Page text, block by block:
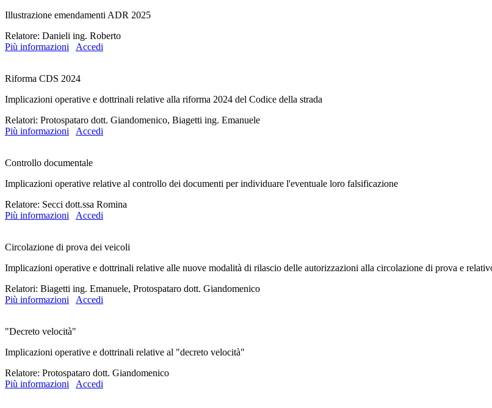
Illustrazione emendamenti ADR 2025
Relatore: Danieli ing. Roberto
Più informazioni
Accedi
Riforma CDS 2024
Implicazioni operative e dottrinali relative alla riforma 2024 del Codice della strada
Relatori: Protospataro dott. Giandomenico, Biagetti ing. Emanuele
Più informazioni
Accedi
Controllo documentale
Implicazioni operative relative al controllo dei documenti per individuare l'eventuale loro falsificazione
Relatore: Secci dott.ssa Romina
Più informazioni
Accedi
Circolazione di prova dei veicoli
Implicazioni operative e dottrinali relative alle nuove modalità di rilascio delle autorizzazioni alla circolazione di prova e
Relatori: Biagetti ing. Emanuele, Protospataro dott. Giandomenico
Più informazioni
Accedi
"Decreto velocità"
Implicazioni operative e dottrinali relative al "decreto velocità"
Relatore: Protospataro dott. Giandomenico
Più informazioni
Accedi